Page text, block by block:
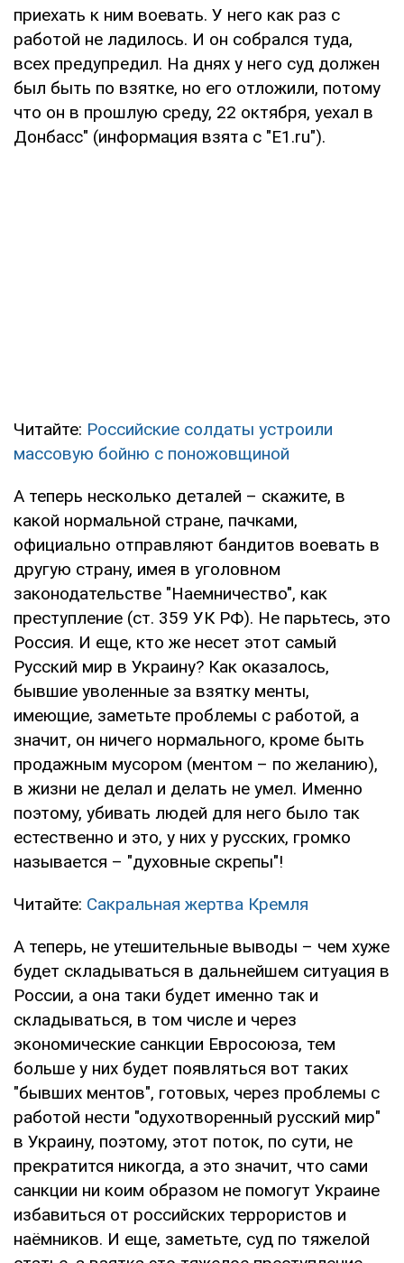
приехать к ним воевать. У него как раз с
работой не ладилось. И он собрался туда,
всех предупредил. На днях у него суд должен
был быть по взятке, но его отложили, потому
что он в прошлую среду, 22 октября, уехал в
Донбасс" (информация взята с "Е1.ru").
Читайте: Российские солдаты устроили
массовую бойню с поножовщиной
А теперь несколько деталей – скажите, в
какой нормальной стране, пачками,
официально отправляют бандитов воевать в
другую страну, имея в уголовном
законодательстве "Наемничество", как
преступление (ст. 359 УК РФ). Не парьтесь, это
Россия. И еще, кто же несет этот самый
Русский мир в Украину? Как оказалось,
бывшие уволенные за взятку менты,
имеющие, заметьте проблемы с работой, а
значит, он ничего нормального, кроме быть
продажным мусором (ментом – по желанию),
в жизни не делал и делать не умел. Именно
поэтому, убивать людей для него было так
естественно и это, у них у русских, громко
называется – "духовные скрепы"!
Читайте: Сакральная жертва Кремля
А теперь, не утешительные выводы – чем хуже
будет складываться в дальнейшем ситуация в
России, а она таки будет именно так и
складываться, в том числе и через
экономические санкции Евросоюза, тем
больше у них будет появляться вот таких
"бывших ментов", готовых, через проблемы с
работой нести "одухотворенный русский мир"
в Украину, поэтому, этот поток, по сути, не
прекратится никогда, а это значит, что сами
санкции ни коим образом не помогут Украине
избавиться от российских террористов и
наёмников. И еще, заметьте, суд по тяжелой